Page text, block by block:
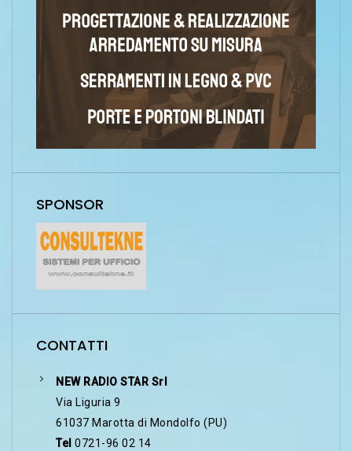
SPONSOR
CONTATTI
NEW RADIO STAR Srl
Via Liguria 9
61037 Marotta di Mondolfo (PU)
Tel 0721-96 02 14